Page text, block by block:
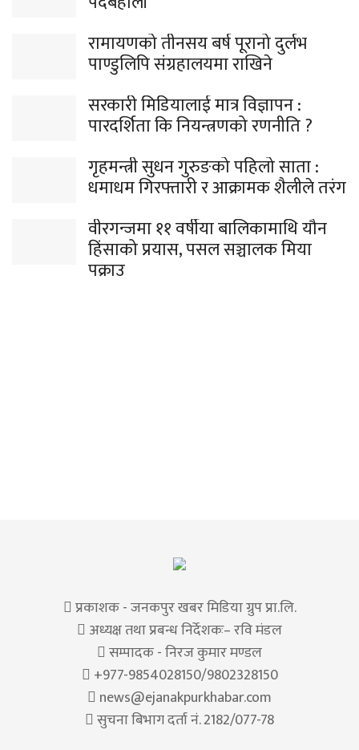
रामायणको तीनसय बर्ष पूरानो दुर्लभ
पाण्डुलिपि संग्रहालयमा राखिने
सरकारी मिडियालाई मात्र विज्ञापन :
पारदर्शिता कि नियन्त्रणको रणनीति ?
गृहमन्त्री सुधन गुरुङको पहिलो साता :
धमाधम गिरफ्तारी र आक्रामक शैलीले तरंग
वीरगन्जमा ११ वर्षीया बालिकामाथि यौन
हिंसाको प्रयास, पसल सञ्चालक मिया
पक्राउ
प्रकाशक - जनकपुर खबर मिडिया ग्रुप प्रा.लि.
अध्यक्ष तथा प्रबन्ध निर्देशकः– रवि मंडल
सम्पादक - निरज कुमार मण्डल
+977-9854028150/9802328150
news@ejanakpurkhabar.com
सुचना बिभाग दर्ता नं. 2182/077-78